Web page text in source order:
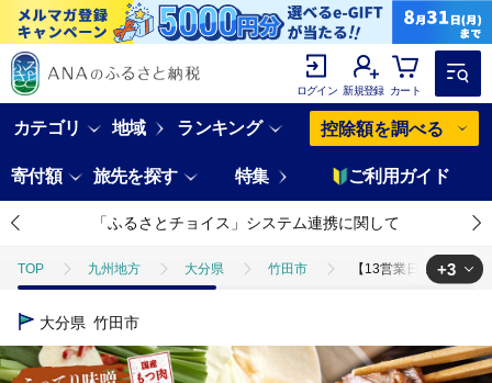
ログイン 新規登録 カート
カテゴリ 地域 ランキング 控除額を調べる
寄付額 旅先を探す 特集 ご利用ガイド
「ふるさとチョイス」システム連携に関して
TOP 九州地方 大分県 竹田市 【13営業日以内発送
TOP
TOP 加工食品 鍋 【13営業日以内発送】もつ鍋(こってり
+3
大分県 竹田市